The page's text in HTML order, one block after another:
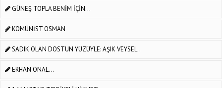
GÜNEŞ TOPLA BENİM İÇİN…
KOMÜNİST OSMAN
SADIK OLAN DOSTUN YÜZÜYLE: AŞIK VEYSEL..
ERHAN ÖNAL...